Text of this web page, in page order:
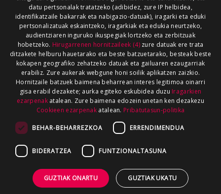
datu pertsonalak tratatzeko (adibidez, zure IP helbidea,
identifikatzaile bakarrak eta nabigazio-datuak), iragarki eta eduki
pertsonalizatuak eskaintzeko, iragarkiak eta edukia neurtzeko,
audientziaren inguruko ikuspegiak lortzeko eta zerbitzuak
hobetzeko. Hirugarrenen hornitzaileek (4)zure datuak ere trata
ditzakete helburu hauetarako eta beste batzuetarako, besteak beste
kokapen geografiko zehatzeko datuak eta gailuaren ezaugarriak
erabiliz. Zure aukerak webgune honi soilik aplikatzen zaizkio.
Hornitzaile batzuek baimena beharrean interes legitimoa oinarri
gisa erabil dezakete; aurka egiteko eskubidea duzu Iragarkien
ezarpenakatalean. Zure baimena edozein unetan ken dezakezu
Cookieen ezarpenak atalean. Pribatutasun-politika
BEHAR-BEHARREZKOA ERRENDIMENDUA
BIDERATZEA FUNTZIONALTASUNA
GUZTIAK ONARTU GUZTIAK UKATU